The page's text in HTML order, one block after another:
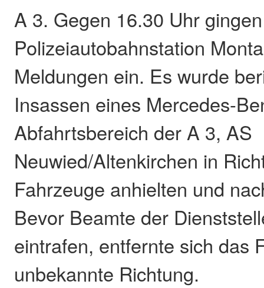
A 3. Gegen 16.30 Uhr
Polizeiautobahnstation
Meldungen ein. Es wurde
Insassen eines Mercedes-
Abfahrtsbereich der A 3, AS
Neuwied/Altenkirchen in
Fahrzeuge anhielten und
Bevor Beamte der
eintrafen, entfernte sich das
unbekannte Richtung.